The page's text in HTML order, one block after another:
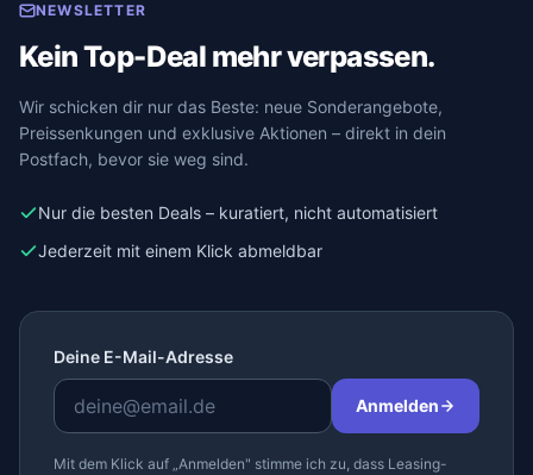
NEWSLETTER
Kein Top-Deal mehr verpassen.
Wir schicken dir nur das Beste: neue Sonderangebote,
Preissenkungen und exklusive Aktionen – direkt in dein
Postfach, bevor sie weg sind.
Nur die besten Deals – kuratiert, nicht automatisiert
Jederzeit mit einem Klick abmeldbar
Deine E-Mail-Adresse
Anmelden
Mit dem Klick auf „Anmelden" stimme ich zu, dass Leasing-